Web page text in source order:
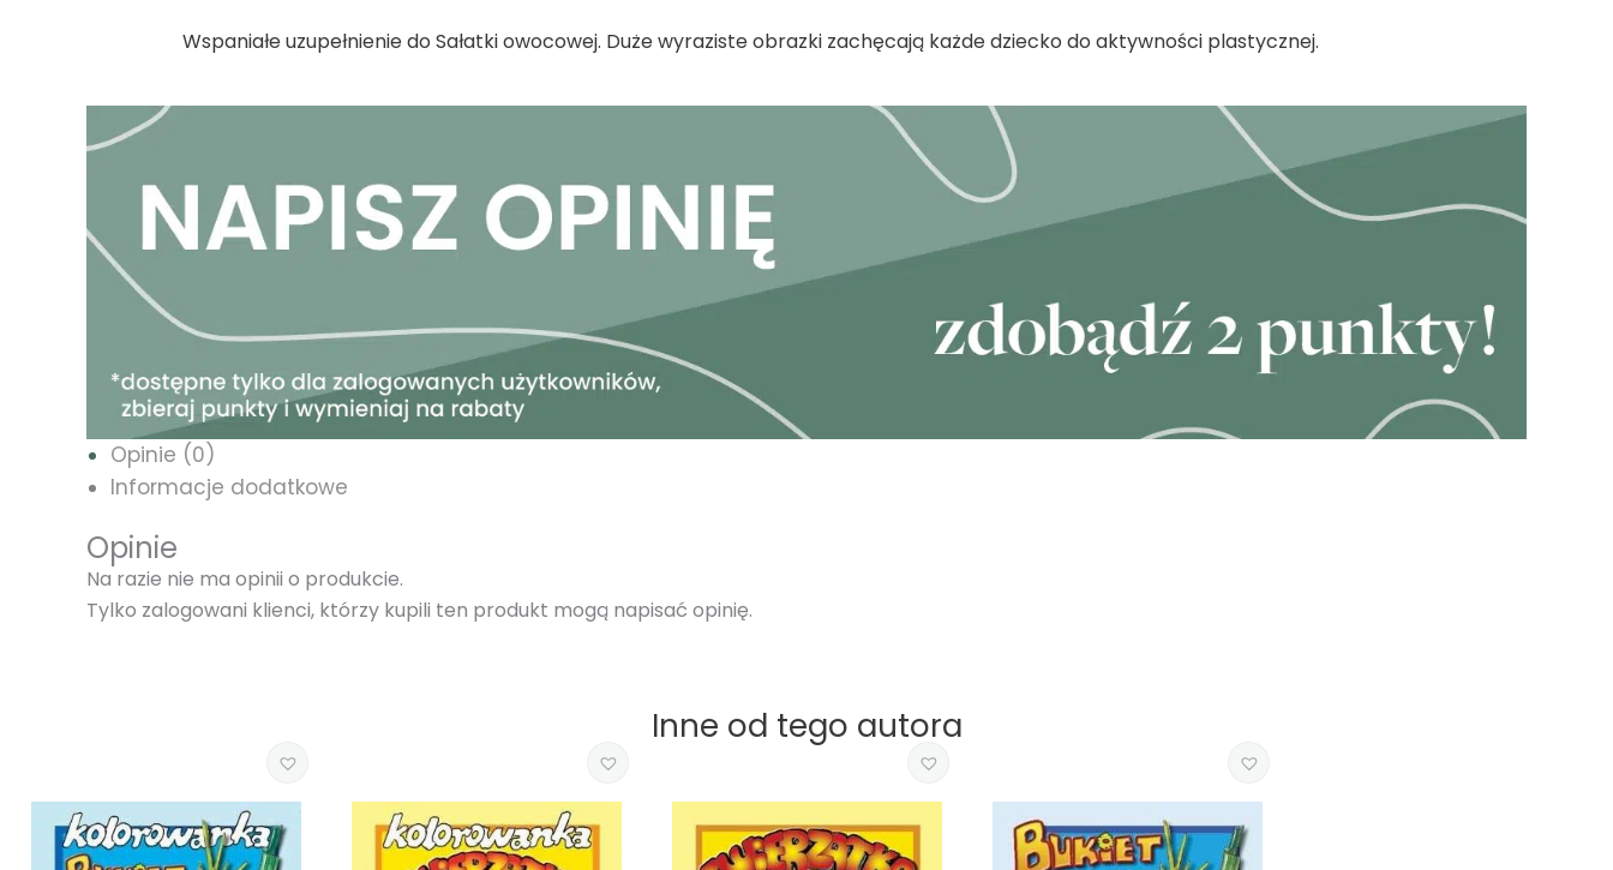
Wspaniałe uzupełnienie do Sałatki owocowej. Duże wyraziste obrazki zachęcają każde dziecko do aktywności plastycznej.
Opinie (0)
Informacje dodatkowe
Opinie
Na razie nie ma opinii o produkcie.
Tylko zalogowani klienci, którzy kupili ten produkt mogą napisać opinię.
Inne od tego autora